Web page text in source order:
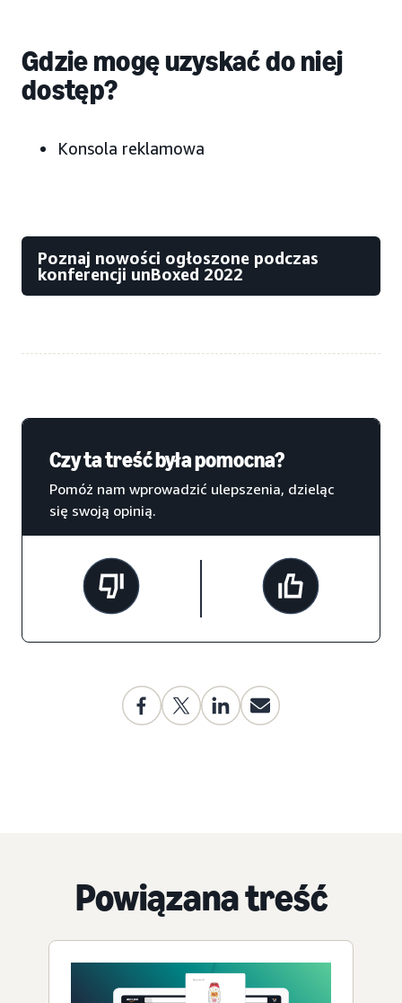
Gdzie mogę uzyskać do niej
dostęp?
Konsola reklamowa
Poznaj nowości ogłoszone podczas
konferencji unBoxed 2022
Czy ta treść była pomocna?
Pomóż nam wprowadzić ulepszenia, dzieląc
się swoją opinią.
Powiązana treść